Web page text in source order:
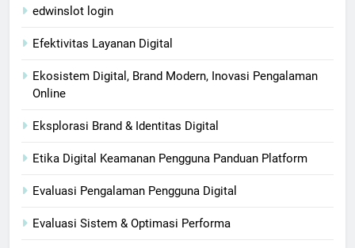
edwinslot login
Efektivitas Layanan Digital
Ekosistem Digital, Brand Modern, Inovasi Pengalaman
Online
Eksplorasi Brand & Identitas Digital
Etika Digital Keamanan Pengguna Panduan Platform
Evaluasi Pengalaman Pengguna Digital
Evaluasi Sistem & Optimasi Performa